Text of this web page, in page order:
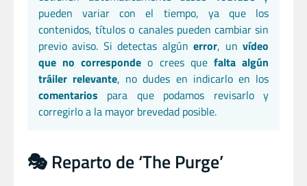
pueden variar con el tiempo, ya que los
contenidos, títulos o canales pueden cambiar sin
previo aviso. Si detectas algúnerror, unvídeo
que no corresponde o crees que falta algún
tráiler relevante, no dudes en indicarlo en los
comentarios para que podamos revisarlo y
corregirlo a la mayor brevedad posible.
🎭 Reparto de ‘The Purge’